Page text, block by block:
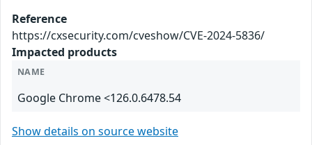
Reference
https://cxsecurity.com/cveshow/CVE-2024-5836/
Impacted products
NAME
Google Chrome <126.0.6478.54
Show details on source website